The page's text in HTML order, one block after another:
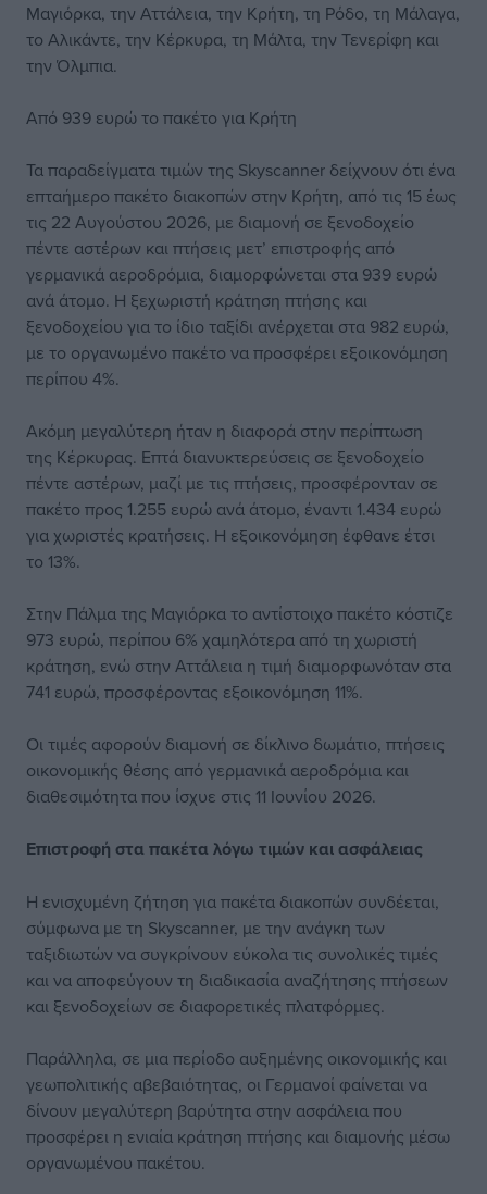
Μαγιόρκα, την Αττάλεια, την Κρήτη, τη Ρόδο, τη Μάλαγα,
το Αλικάντε, την Κέρκυρα, τη Μάλτα, την Τενερίφη και
την Όλμπια.
Από 939 ευρώ το πακέτο για Κρήτη
Τα παραδείγματα τιμών της Skyscanner δείχνουν ότι ένα
επταήμερο πακέτο διακοπών στην Κρήτη, από τις 15 έως
τις 22 Αυγούστου 2026, με διαμονή σε ξενοδοχείο
πέντε αστέρων και πτήσεις μετ’ επιστροφής από
γερμανικά αεροδρόμια, διαμορφώνεται στα 939 ευρώ
ανά άτομο. Η ξεχωριστή κράτηση πτήσης και
ξενοδοχείου για το ίδιο ταξίδι ανέρχεται στα 982 ευρώ,
με το οργανωμένο πακέτο να προσφέρει εξοικονόμηση
περίπου 4%.
Ακόμη μεγαλύτερη ήταν η διαφορά στην περίπτωση
της Κέρκυρας. Επτά διανυκτερεύσεις σε ξενοδοχείο
πέντε αστέρων, μαζί με τις πτήσεις, προσφέρονταν σε
πακέτο προς 1.255 ευρώ ανά άτομο, έναντι 1.434 ευρώ
για χωριστές κρατήσεις. Η εξοικονόμηση έφθανε έτσι
το 13%.
Στην Πάλμα της Μαγιόρκα το αντίστοιχο πακέτο κόστιζε
973 ευρώ, περίπου 6% χαμηλότερα από τη χωριστή
κράτηση, ενώ στην Αττάλεια η τιμή διαμορφωνόταν στα
741 ευρώ, προσφέροντας εξοικονόμηση 11%.
Οι τιμές αφορούν διαμονή σε δίκλινο δωμάτιο, πτήσεις
οικονομικής θέσης από γερμανικά αεροδρόμια και
διαθεσιμότητα που ίσχυε στις 11 Ιουνίου 2026.
Επιστροφή στα πακέτα λόγω τιμών και ασφάλειας
Η ενισχυμένη ζήτηση για πακέτα διακοπών συνδέεται,
σύμφωνα με τη Skyscanner, με την ανάγκη των
ταξιδιωτών να συγκρίνουν εύκολα τις συνολικές τιμές
και να αποφεύγουν τη διαδικασία αναζήτησης πτήσεων
και ξενοδοχείων σε διαφορετικές πλατφόρμες.
Παράλληλα, σε μια περίοδο αυξημένης οικονομικής και
γεωπολιτικής αβεβαιότητας, οι Γερμανοί φαίνεται να
δίνουν μεγαλύτερη βαρύτητα στην ασφάλεια που
προσφέρει η ενιαία κράτηση πτήσης και διαμονής μέσω
οργανωμένου πακέτου.